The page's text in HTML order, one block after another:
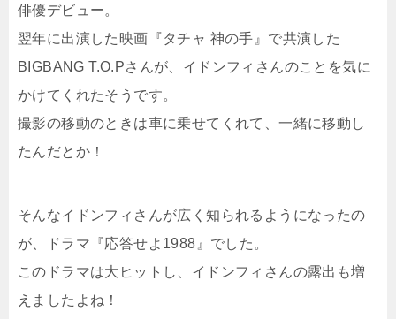
俳優デビュー。
翌年に出演した映画『タチャ 神の手』で共演した
BIGBANG T.O.Pさんが、イドンフィさんのことを気に
かけてくれたそうです。
撮影の移動のときは車に乗せてくれて、一緒に移動し
たんだとか！
そんなイドンフィさんが広く知られるようになったの
が、ドラマ『応答せよ1988』でした。
このドラマは大ヒットし、イドンフィさんの露出も増
えましたよね！